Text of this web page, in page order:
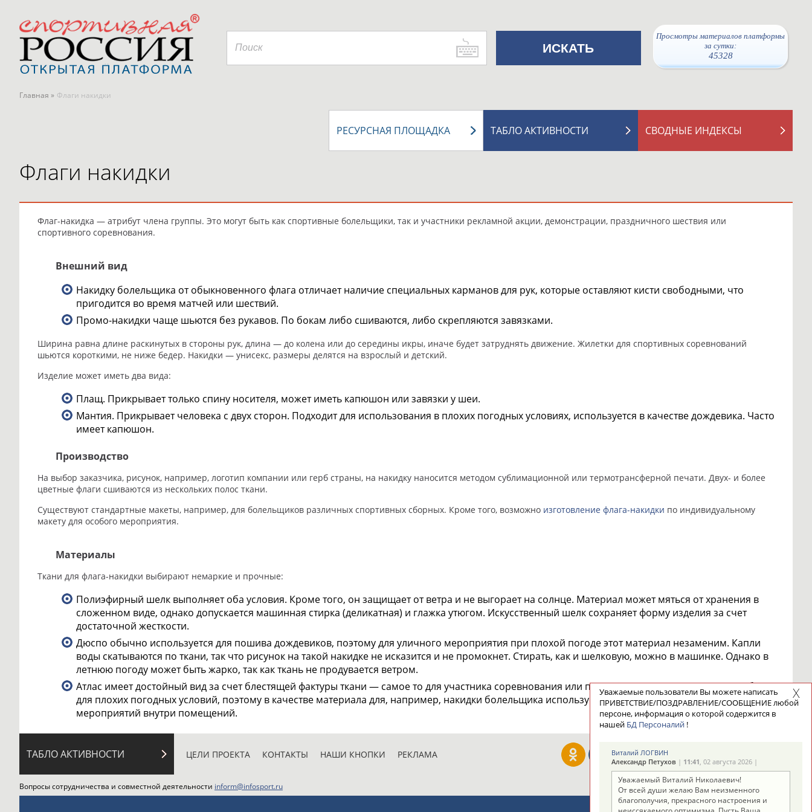
Просмотры материалов платформы
за сутки:
45328
Главная » Флаги накидки
СВОДНЫЕ ИНДЕКСЫ
ТАБЛО АКТИВНОСТИ
РЕСУРСНАЯ ПЛОЩАДКА
Флаги накидки
Флаг-накидка — атрибут члена группы. Это могут быть как спортивные болельщики, так и участники рекламной акции, демонстрации, праздничного шествия или
спортивного соревнования.
Внешний вид
Накидку болельщика от обыкновенного флага отличает наличие специальных карманов для рук, которые оставляют кисти свободными, что
пригодится во время матчей или шествий.
Промо-накидки чаще шьются без рукавов. По бокам либо сшиваются, либо скрепляются завязками.
Ширина равна длине раскинутых в стороны рук, длина — до колена или до середины икры, иначе будет затруднять движение. Жилетки для спортивных соревнований
шьются короткими, не ниже бедер. Накидки — унисекс, размеры делятся на взрослый и детский.
Изделие может иметь два вида:
Плащ. Прикрывает только спину носителя, может иметь капюшон или завязки у шеи.
Мантия. Прикрывает человека с двух сторон. Подходит для использования в плохих погодных условиях, используется в качестве дождевика. Часто
имеет капюшон.
Производство
На выбор заказчика, рисунок, например, логотип компании или герб страны, на накидку наносится методом сублимационной или термотрансферной печати. Двух- и более
цветные флаги сшиваются из нескольких полос ткани.
Существуют стандартные макеты, например, для болельщиков различных спортивных сборных. Кроме того, возможно изготовление флага-накидки по индивидуальному
макету для особого мероприятия.
Материалы
Ткани для флага-накидки выбирают немаркие и прочные:
Полиэфирный шелк выполняет оба условия. Кроме того, он защищает от ветра и не выгорает на солнце. Материал может мяться от хранения в
сложенном виде, однако допускается машинная стирка (деликатная) и глажка утюгом. Искусственный шелк сохраняет форму изделия за счет
достаточной жесткости.
Дюспо обычно используется для пошива дождевиков, поэтому для уличного мероприятия при плохой погоде этот материал незаменим. Капли
воды скатываются по ткани, так что рисунок на такой накидке не исказится и не промокнет. Стирать, как и шелковую, можно в машинке. Однако в
летнюю погоду может быть жарко, так как ткань не продувается ветром.
Атлас имеет достойный вид за счет блестящей фактуры ткани — самое то для участника соревнования или промоутера. Атлас мало приспособлен
для плохих погодных условий, поэтому в качестве материала для, например, накидки болельщика используется редко. Подходит для
мероприятий внутри помещений.
ТАБЛО АКТИВНОСТИ ЦЕЛИ ПРОЕКТА КОНТАКТЫ НАШИ КНОПКИ РЕКЛАМА
Вопросы сотрудничества и совместной деятельности inform@infosport.ru
Уважаемые пользователи Вы можете написать
ПРИВЕТСТВИЕ/ПОЗДРАВЛЕНИЕ/СООБЩЕНИЕ любой
персоне, информация о которой содержится в
нашей БД Персоналий !
Виталий ЛОГВИН
Александр Петухов | 11:41, 02 августа 2026 |
Уважаемый Виталий Николаевич!
От всей души желаю Вам неизменного
благополучия, прекрасного настроения и